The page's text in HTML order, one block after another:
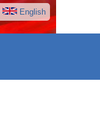
English